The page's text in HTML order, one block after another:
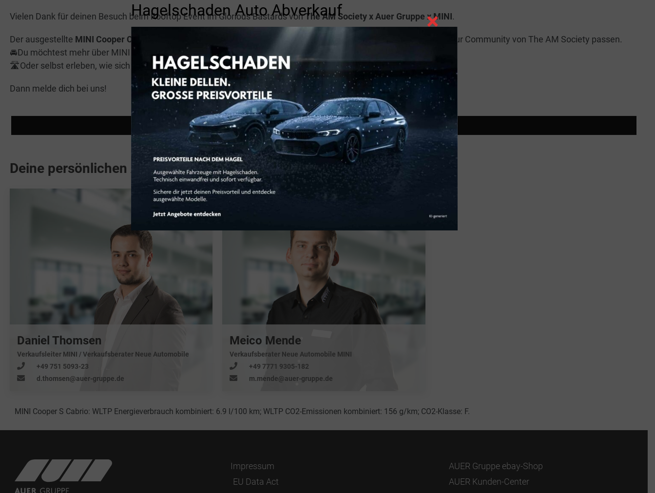
Vielen Dank für deinen Besuch beim Rooftop Event im Glorious Bastards vonThe AM Society x Auer Gruppe x MINI.
Der ausgestellte MINI Cooper Cabrio
steht für Freiheit, Individualität und spontane Abenteuer – Werte, die perfekt zur Community von The AM Society passen.
🚘Du möchtest mehr über MINI erfahren?
🛣️Oder selbst erleben, wie sich das legendäre Go-Kart-Feeling anfühlt?
Dann melde dich bei uns!
Jetzt Probefahrt vereinbaren!
Deine persönlichen Ansprechpartner
Daniel Thomsen
Verkaufsleiter MINI / Verkaufsberater Neue Automobile
+49 751 5093-23
d.thomsen@auer-gruppe.de
Meico Mende
Verkaufsberater Neue Automobile MINI
+49 7771 9305-182
m.mende@auer-gruppe.de
MINI Cooper S Cabrio: WLTP Energieverbrauch kombiniert: 6.9 l/100 km; WLTP CO2-Emissionen kombiniert: 156 g/km; CO2-Klasse: F.
Impressum
EU Data Act
AUER Gruppe ebay-Shop
AUER Kunden-Center
Hagelschaden Auto Abverkauf ×